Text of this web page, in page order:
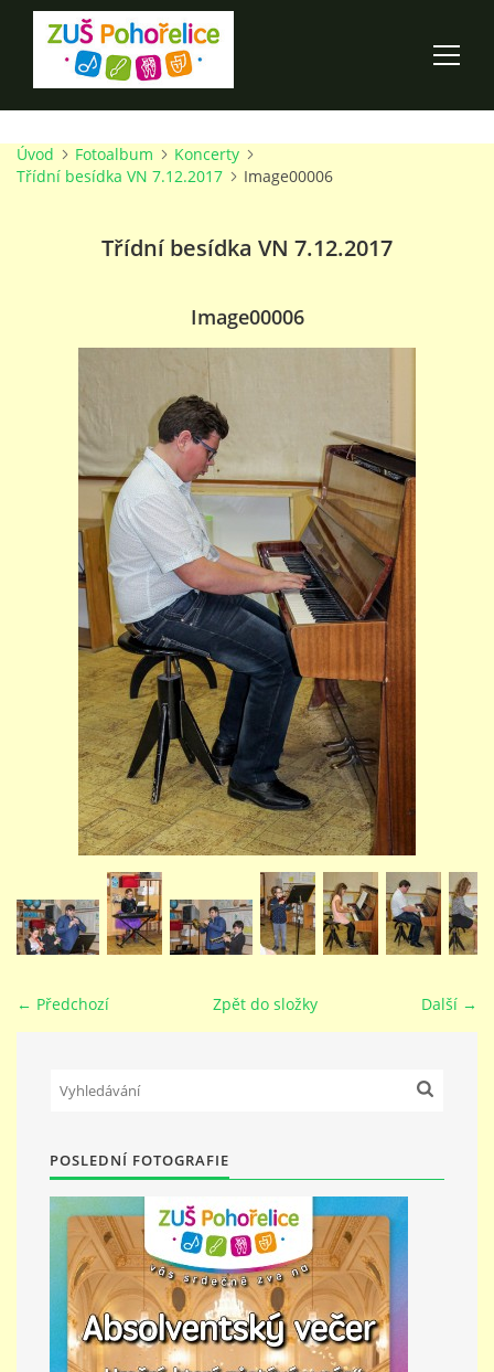
ÚVOD
PRO RODIČE
TALENTOVÉ ZKOUŠKY
STUDIJNÍ OBORY
GALERIE
VIDEA - FILMOVÁ TVORBA
PEDAGOGICKÝ SBOR
DOKUMENTY / KE STAŽENÍ
KURZY
PŘÍMĚSTSKÝ TÁBOR
MISS VÝTVARNÝ MODEL
ZAMĚSTNÁNÍ
DOTACE
GDPR
Úvod Fotoalbum
Koncerty
Třídní besídka VN 7.12.2017
Image00006
Třídní besídka VN 7.12.2017
Image00006
← Předchozí Další →
Zpět do složky
POSLEDNÍ FOTOGRAFIE